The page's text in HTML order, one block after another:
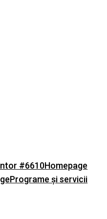
#6610Homepage
Programe și servicii